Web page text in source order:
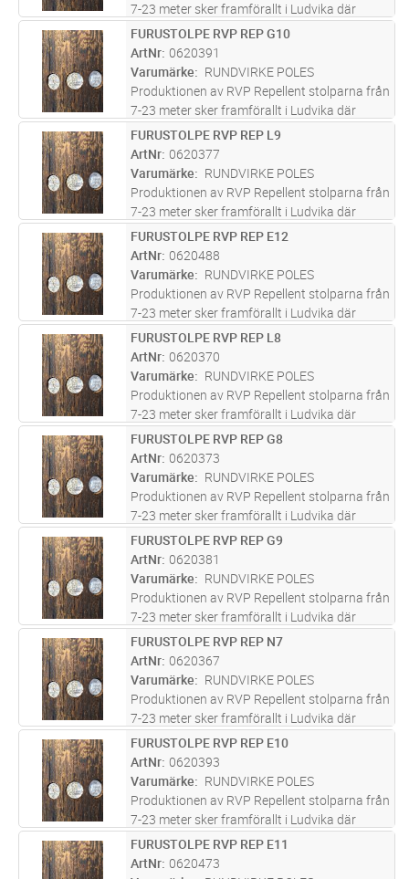
7-23 meter sker framförallt i Ludvika där
företaget bedrivit verksamhet i över 100 år
och varit med om att bygga upp svensk
infrastruktur. Furustolparna s ...läs mer
ST Lägg i kundvagn
FURUSTOLPE RVP REP G10
ArtNr 0620391
Varumärke
RUNDVIRKE POLES
Produktionen av RVP Repellent stolparna från
7-23 meter sker framförallt i Ludvika där
företaget bedrivit verksamhet i över 100 år
och varit med om att bygga upp svensk
infrastruktur. Furustolparna s ...läs mer
ST Lägg i kundvagn
FURUSTOLPE RVP REP L9
ArtNr 0620377
Varumärke
RUNDVIRKE POLES
Produktionen av RVP Repellent stolparna från
7-23 meter sker framförallt i Ludvika där
företaget bedrivit verksamhet i över 100 år
och varit med om att bygga upp svensk
infrastruktur. Furustolparna s ...läs mer
ST Lägg i kundvagn
FURUSTOLPE RVP REP E12
ArtNr 0620488
Varumärke
RUNDVIRKE POLES
Produktionen av RVP Repellent stolparna från
7-23 meter sker framförallt i Ludvika där
företaget bedrivit verksamhet i över 100 år
och varit med om att bygga upp svensk
infrastruktur. Furustolparna s ...läs mer
ST Lägg i kundvagn
FURUSTOLPE RVP REP L8
ArtNr 0620370
Varumärke
RUNDVIRKE POLES
Produktionen av RVP Repellent stolparna från
7-23 meter sker framförallt i Ludvika där
företaget bedrivit verksamhet i över 100 år
och varit med om att bygga upp svensk
infrastruktur. Furustolparna s ...läs mer
ST Lägg i kundvagn
FURUSTOLPE RVP REP G8
ArtNr 0620373
Varumärke
RUNDVIRKE POLES
Produktionen av RVP Repellent stolparna från
7-23 meter sker framförallt i Ludvika där
företaget bedrivit verksamhet i över 100 år
och varit med om att bygga upp svensk
infrastruktur. Furustolparna s ...läs mer
ST Lägg i kundvagn
FURUSTOLPE RVP REP G9
ArtNr 0620381
Varumärke
RUNDVIRKE POLES
Produktionen av RVP Repellent stolparna från
7-23 meter sker framförallt i Ludvika där
företaget bedrivit verksamhet i över 100 år
och varit med om att bygga upp svensk
infrastruktur. Furustolparna s ...läs mer
ST Lägg i kundvagn
FURUSTOLPE RVP REP N7
ArtNr 0620367
Varumärke
RUNDVIRKE POLES
Produktionen av RVP Repellent stolparna från
7-23 meter sker framförallt i Ludvika där
företaget bedrivit verksamhet i över 100 år
och varit med om att bygga upp svensk
infrastruktur. Furustolparna s ...läs mer
ST Lägg i kundvagn
FURUSTOLPE RVP REP E10
ArtNr 0620393
Varumärke
RUNDVIRKE POLES
Produktionen av RVP Repellent stolparna från
7-23 meter sker framförallt i Ludvika där
företaget bedrivit verksamhet i över 100 år
och varit med om att bygga upp svensk
ST Lägg i kundvagn
FURUSTOLPE RVP REP E11
ArtNr 0620473